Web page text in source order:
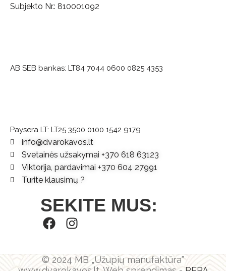
Subjekto Nr.: 810001092
AB SEB bankas: LT84 7044 0600 0825 4353
Paysera LT: LT25 3500 0100 1542 9179
info@dvarokavos.lt
Svetainės užsakymai +370 618 63123
Viktorija, pardavimai +370 604 27991
Turite klausimų ?
SEKITE MUS:
© 2024 MB „Užupių manufaktūra”